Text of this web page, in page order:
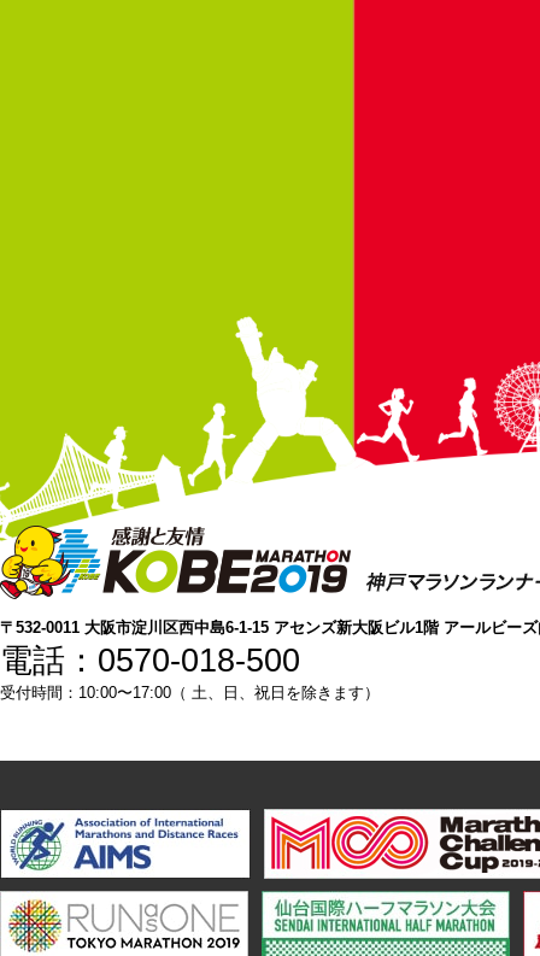
〒532-0011 大阪市淀川区西中島6-1-15 アセンズ新大阪ビル1階 アールビー
電話：0570-018-500
受付時間：10:00〜17:00（ 土、日、祝日を除きます）